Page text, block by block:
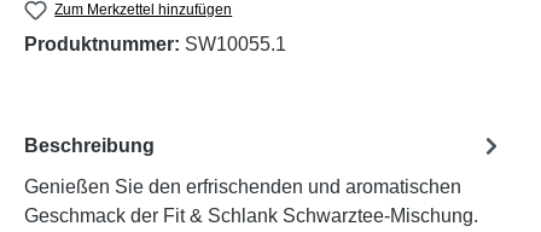
Zum Merkzettel hinzufügen
Produktnummer: SW10055.1
Beschreibung
Genießen Sie den erfrischenden und aromatischen
Geschmack der Fit & Schlank Schwarztee-Mischung.